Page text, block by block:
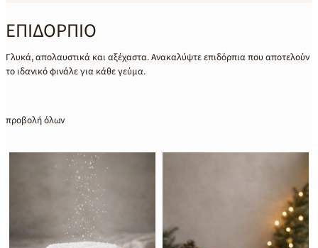
ΕΠΙΔΟΡΠΙΟ
Γλυκά, απολαυστικά και αξέχαστα. Ανακαλύψτε επιδόρπια που αποτελούν
το ιδανικό φινάλε για κάθε γεύμα.
προβολή όλων